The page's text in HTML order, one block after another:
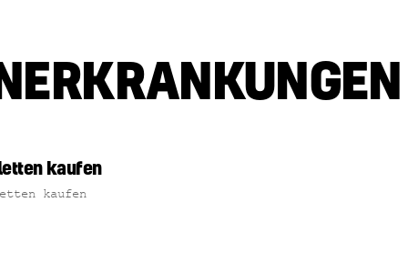
kaufen
kaufen